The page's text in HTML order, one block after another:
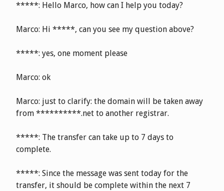
*****: Hello Marco, how can I help you today?
Marco: Hi *****, can you see my question above?
*****: yes, one moment please
Marco: ok
Marco: just to clarify: the domain will be taken away
from **********.net to another registrar.
*****: The transfer can take up to 7 days to
complete.
*****: Since the message was sent today for the
transfer, it should be complete within the next 7